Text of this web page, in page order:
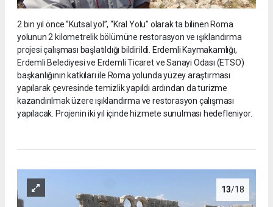
2 bin yıl önce ‘’Kutsal yol’’, “Kral Yolu” olarak ta bilinen Roma
yolunun 2 kilometrelik bölümüne restorasyon ve ışıklandırma
projesi çalışması başlatıldığı bildirildi. Erdemli Kaymakamlığı,
Erdemli Belediyesi ve Erdemli Ticaret ve Sanayi Odası (ETSO)
başkanlığının katkıları ile Roma yolunda yüzey araştırması
yapılarak çevresinde temizlik yapıldı ardından da turizme
kazandırılmak üzere ışıklandırma ve restorasyon çalışması
yapılacak. Projenin iki yıl içinde hizmete sunulması hedefleniyor.
13/18